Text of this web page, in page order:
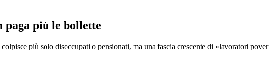
paga più le bollette
più solo disoccupati o pensionati, ma una fascia crescente di «lavoratori